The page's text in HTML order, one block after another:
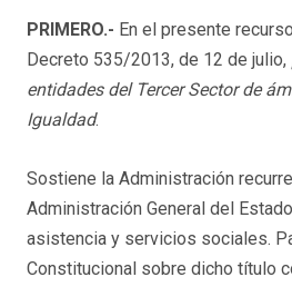
PRIMERO.- En el presente
Decreto 535/2013, de 12 de julio,
entidades del Tercer Sector de
Igualdad.
Sostiene la Administración
Administración General del
asistencia y servicios sociales.
Constitucional sobre dicho título